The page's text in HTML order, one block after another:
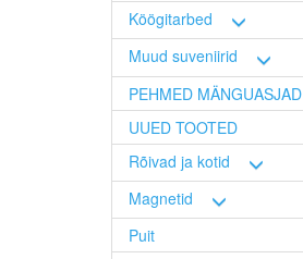
Köögitarbed
Muud suveniirid
PEHMED MÄNGUASJAD
UUED TOOTED
Rõivad ja kotid
Magnetid
Puit